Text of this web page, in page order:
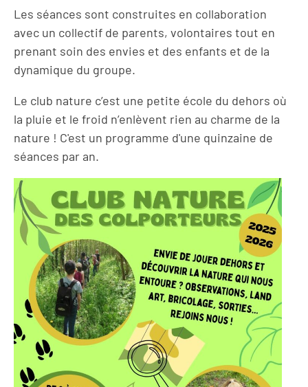
Les séances sont construites en collaboration
avec un collectif de parents, volontaires tout en
prenant soin des envies et des enfants et de la
dynamique du groupe.
Le club nature c’est une petite école du dehors où
la pluie et le froid n’enlèvent rien au charme de la
nature ! C'est un programme d'une quinzaine de
séances par an.